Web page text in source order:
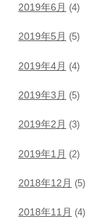
2019年6月 (4)
2019年5月 (5)
2019年4月 (4)
2019年3月 (5)
2019年2月 (3)
2019年1月 (2)
2018年12月 (5)
2018年11月 (4)